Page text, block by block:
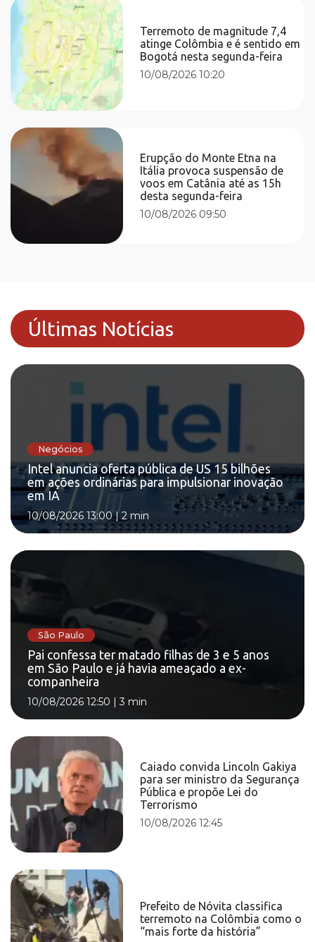
Terremoto de magnitude 7,4
atinge Colômbia e é sentido em
Bogotá nesta segunda-feira
10/08/2026 10:20
Erupção do Monte Etna na
Itália provoca suspensão de
voos em Catânia até as 15h
desta segunda-feira
10/08/2026 09:50
Últimas Notícias
Negócios
Intel anuncia oferta pública de US 15 bilhões
em ações ordinárias para impulsionar inovação
em IA
10/08/2026 13:00|2 min
São Paulo
Pai confessa ter matado filhas de 3 e 5 anos
em São Paulo e já havia ameaçado a ex-
companheira
10/08/2026 12:50 |3 min
Caiado convida Lincoln Gakiya
para ser ministro da Segurança
Pública e propõe Lei do
Terrorismo
10/08/2026 12:45
Prefeito de Nóvita classifica
terremoto na Colômbia como o
“mais forte da história”